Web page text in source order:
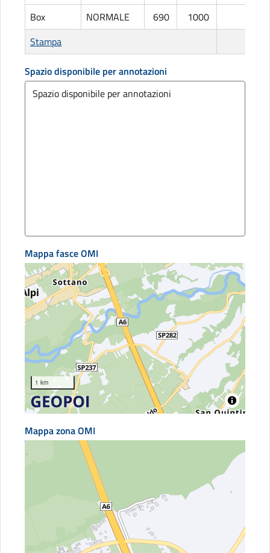
Box NORMALE 690 1000
Stampa
Spazio disponibile per annotazioni
Mappa fasce OMI
1 km
Mappa zona OMI